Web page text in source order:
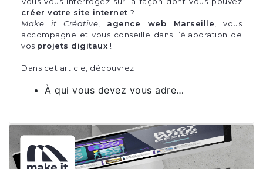
créer votre site internet ?
Make it Créative, agence web Marseille, vous
accompagne et vous conseille dans l’élaboration de
vos projets digitaux !
Dans cet article, découvrez :
À qui vous devez vous adre…